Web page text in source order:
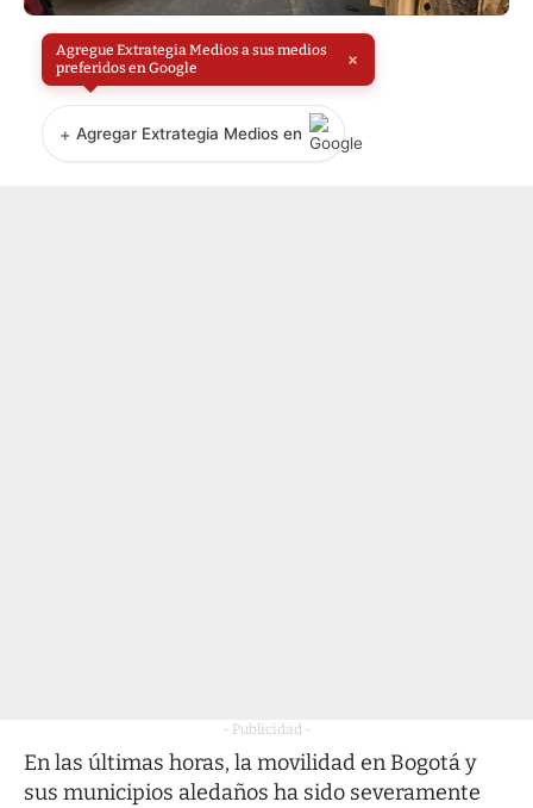
Agregue Extrategia Medios a sus medios
preferidos en Google
×
+ Agregar Extrategia Medios en
- Publicidad -
En las últimas horas, la movilidad en Bogotá y
sus municipios aledaños ha sido severamente